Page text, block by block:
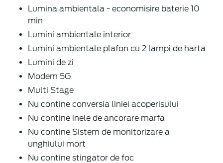
Lumina ambientala - economisire baterie 10
min
Lumini ambientale interior
Lumini ambientale plafon cu 2 lampi de harta
Lumini de zi
Modem 5G
Multi Stage
Nu contine conversia liniei acoperisului
Nu contine inele de ancorare marfa
Nu contine Sistem de monitorizare a
unghiului mort
Nu contine stingator de foc